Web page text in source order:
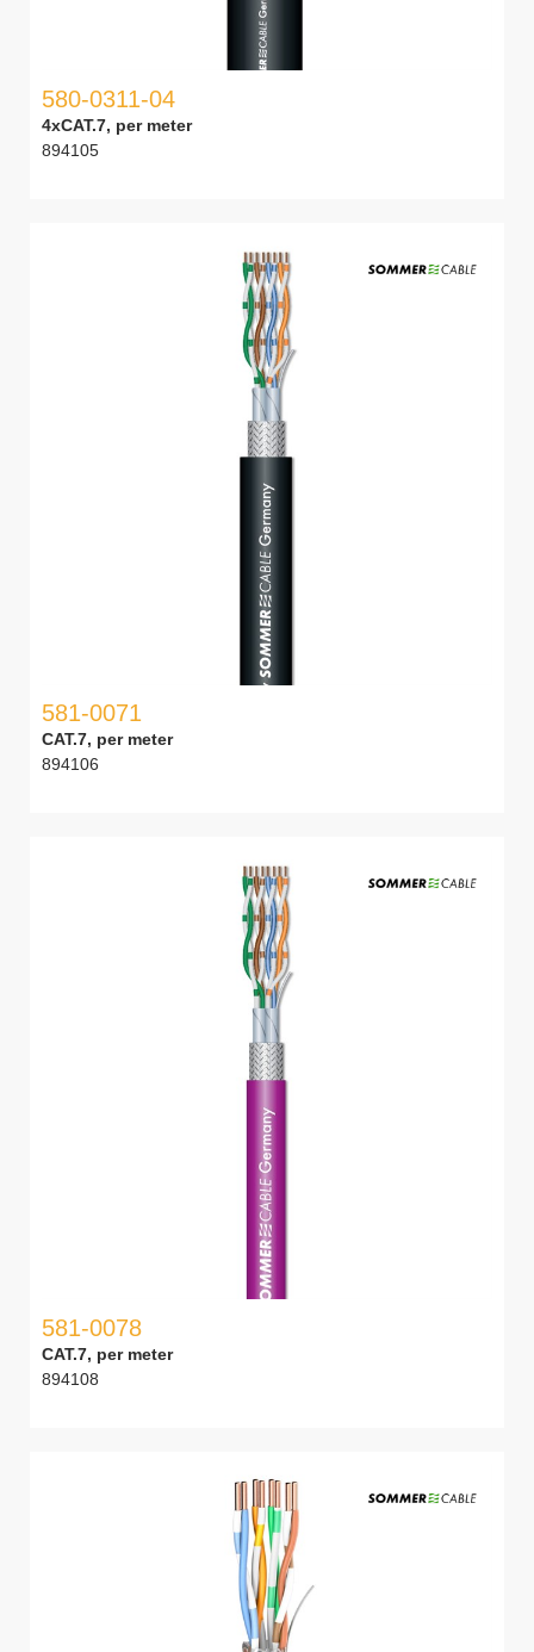
580-0311-04
4xCAT.7, per meter
894105
581-0071
CAT.7, per meter
894106
581-0078
CAT.7, per meter
894108